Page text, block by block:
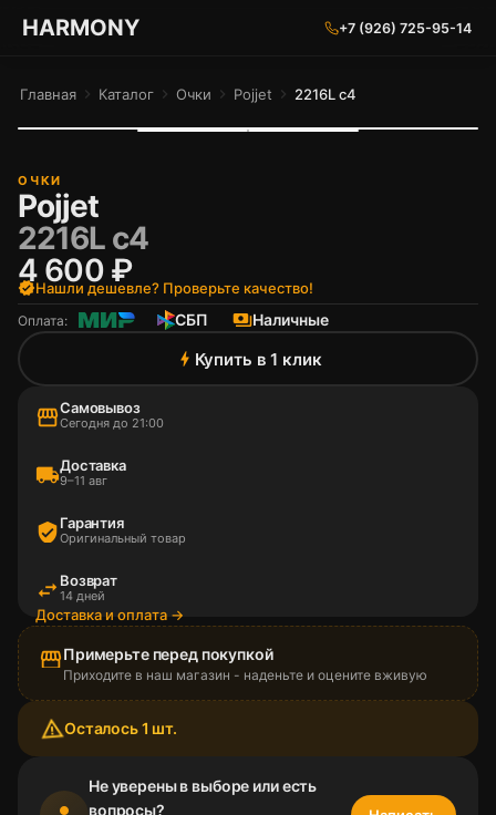
ГАРМОНИЯ ГЛАЗ
HARMONY +7 (926) 725-95-14
Главная chevron_right Каталог chevron_right Очки chevron_right Pojjet chevron_right 2216L c4
ОЧКИ
Pojjet
2216L c4
4 600 ₽
verifiedНашли дешевле? Проверьте качество!
Оплата: СБП paymentsНаличные
bolt Купить в 1 клик
storefrontСамовывоз
Сегодня до 21:00
local_shippingДоставка
9–11 авг
verified_userГарантия
Оригинальный товар
swap_horiz Возврат
14 дней
Доставка и оплата →
storefrontПримерьте перед покупкой
Приходите в наш магазин - наденьте и оцените вживую
warning_amberОсталось 1 шт.
Не уверены в выборе или есть
вопросы?